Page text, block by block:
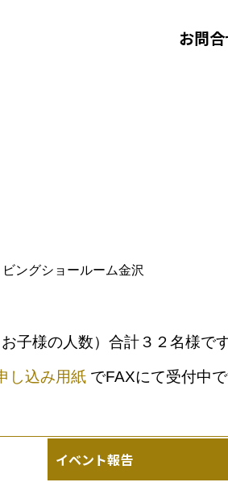
お問
ングショールーム金沢
子様の人数）合計３２名様で
し込み用紙 でFAXにて受付中
イベント報告